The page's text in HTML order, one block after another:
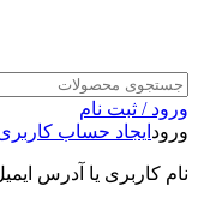
ورود / ثبت نام
ورود ایجاد حساب
نام کاربری یا آدرس